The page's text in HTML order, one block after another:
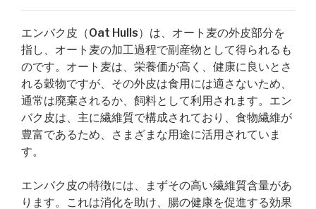
エンバク皮（Oat Hulls）は、オート麦の外皮部分を
指し、オート麦の加工過程で副産物として得られるも
のです。オート麦は、栄養価が高く、健康に良いとさ
れる穀物ですが、その外皮は食用には適さないため、
通常は廃棄されるか、飼料として利用されます。エン
バク皮は、主に繊維質で構成されており、食物繊維が
豊富であるため、さまざまな用途に活用されていま
す。
エンバク皮の特徴には、まずその高い繊維質含量があ
ります。これは消化を助け、腸の健康を促進する効果